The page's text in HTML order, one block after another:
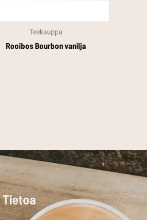
Teekauppa
Rooibos Bourbon vanilja
Tietoa